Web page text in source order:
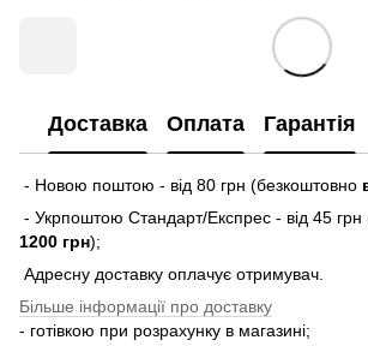
Доставка Оплата Гарантія
- Новою поштою - від 80 грн (безкоштовно
- Укрпоштою Стандарт/Експрес - від 45 грн
1200 грн);
Адресну доставку оплачує отримувач.
Більше інформації про доставку
- готівкою при розрахунку в магазині;